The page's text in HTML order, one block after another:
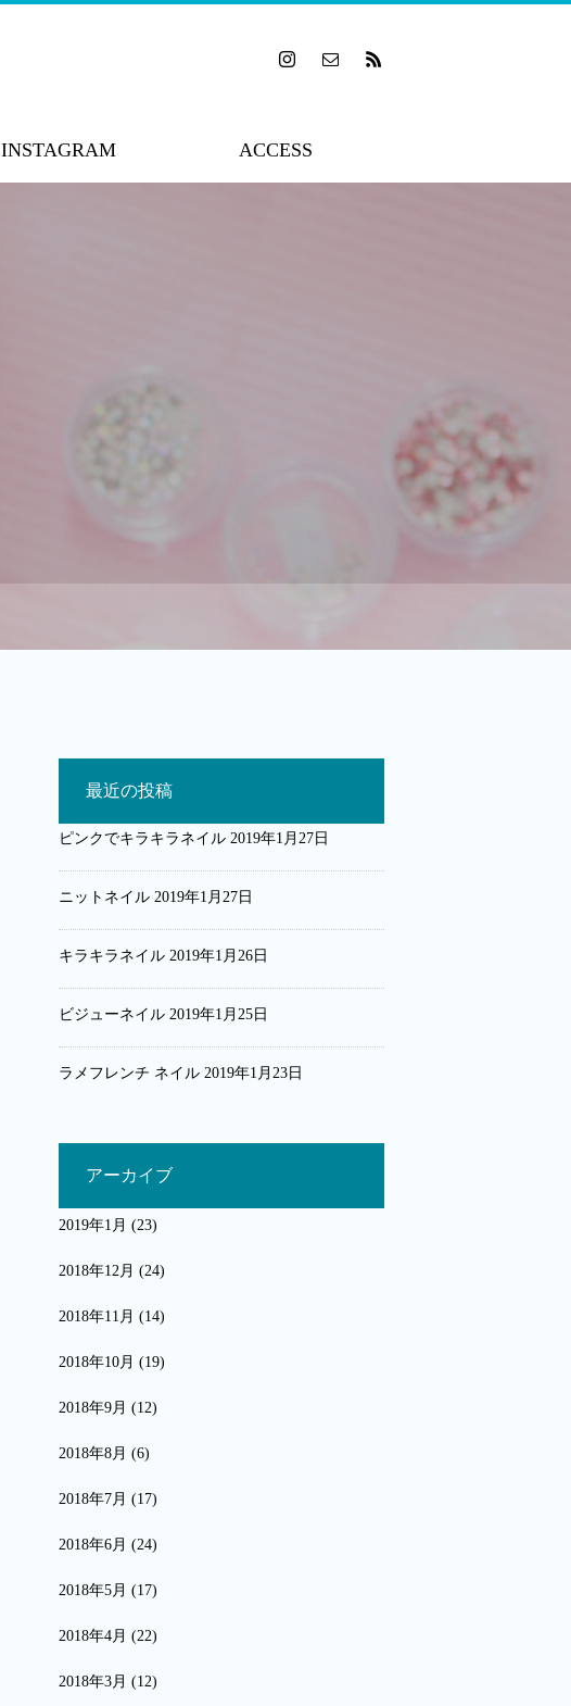
INSTAGRAM ACCESS
最近の投稿
ピンクでキラキラネイル 2019年1月27日
ニットネイル 2019年1月27日
キラキラネイル 2019年1月26日
ビジューネイル 2019年1月25日
ラメフレンチ ネイル 2019年1月23日
アーカイブ
2019年1月 (23)
2018年12月 (24)
2018年11月 (14)
2018年10月 (19)
2018年9月 (12)
2018年8月 (6)
2018年7月 (17)
2018年6月 (24)
2018年5月 (17)
2018年4月 (22)
2018年3月 (12)